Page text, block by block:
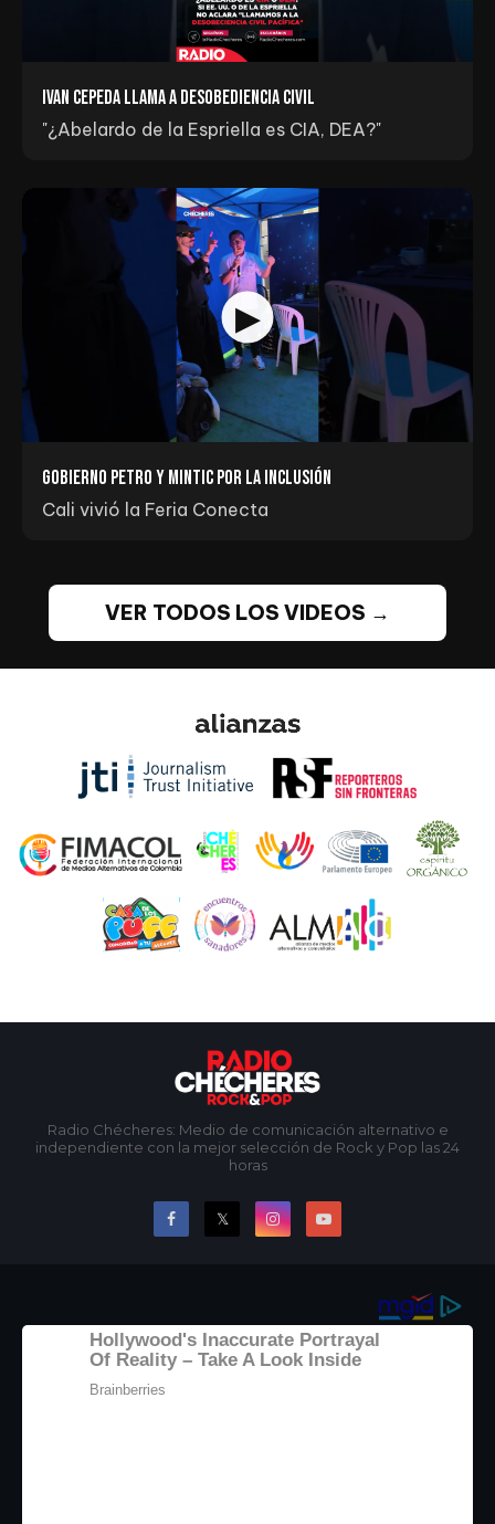
Ivan Cepeda llama a Desobediencia Civil
"¿Abelardo de la Espriella es CIA, DEA?"
Gobierno Petro y MINTIC por la inclusión
Cali vivió la Feria Conecta
VER TODOS LOS VIDEOS →
Radio Chécheres: Medio de comunicación alternativo e
independiente con la mejor selección de Rock y Pop las 24
horas